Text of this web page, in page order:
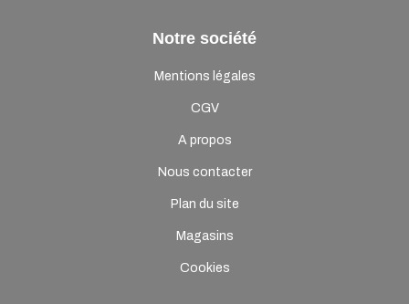
Notre société
Mentions légales
CGV
A propos
Nous contacter
Plan du site
Magasins
Cookies